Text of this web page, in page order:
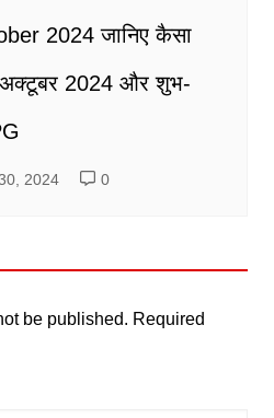
2024 जानिए कैसा
2024 और शुभ-
2024 0
be published. Required